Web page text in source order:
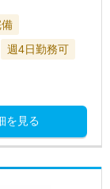
週4日勤務可
を見る